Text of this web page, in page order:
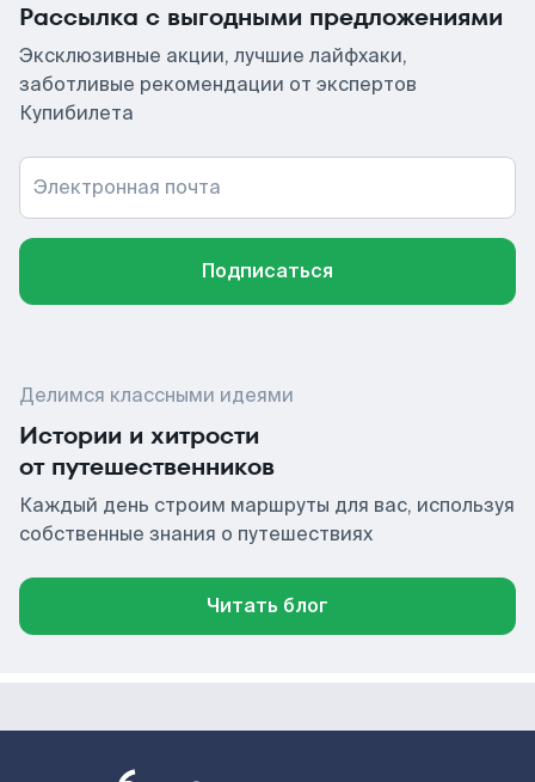
Рассылка с выгодными предложениями
Эксклюзивные акции, лучшие лайфхаки,
заботливые рекомендации от экспертов
Купибилета
Электронная почта
Подписаться
Делимся классными идеями
Истории и хитрости
от путешественников
Каждый день строим маршруты для вас, используя
собственные знания о путешествиях
Читать блог